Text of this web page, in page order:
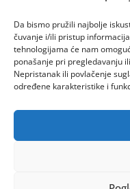
Da bismo pružili najbolje
čuvanje i/ili pristup
tehnologijama će nam
ponašanje pri pregledavanju
Nepristanak ili povlačenje
određene karakteristike i